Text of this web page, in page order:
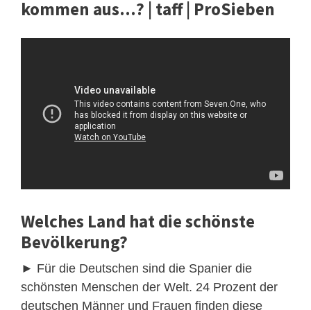
kommen aus...? | taff | ProSieben
Welches Land hat die schönste
Bevölkerung?
► Für die Deutschen sind die Spanier die
schönsten Menschen der Welt. 24 Prozent der
deutschen Männer und Frauen finden diese